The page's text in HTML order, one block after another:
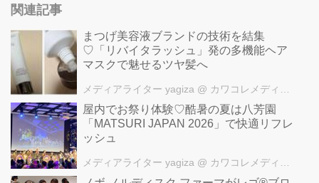
関連記事
まつげ美容液ブランドの技術を結集
♡「リバイタラッシュ」発の多機能ヘア
マスクで魅せるツヤ髪へ
メディアライター yagiza @ カワコレメディア編集部
屋内でお祭り体験♡酷暑の夏は八芳園
「MATSURI JAPAN 2026」で快適リフレ
ッシュ
メディアライター yagiza @ カワコレメディア編集部